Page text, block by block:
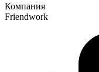
Компания
Friendwork